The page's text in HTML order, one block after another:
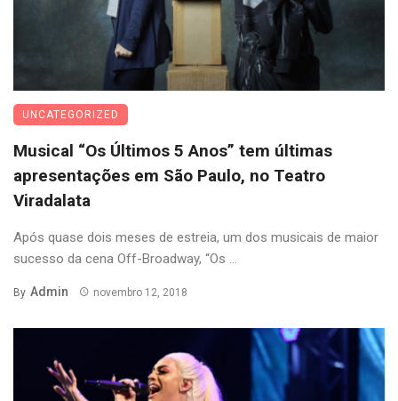
UNCATEGORIZED
Musical “Os Últimos 5 Anos” tem últimas
apresentações em São Paulo, no Teatro
Viradalata
Após quase dois meses de estreia, um dos musicais de maior
sucesso da cena Off-Broadway, “Os ...
By Admin novembro 12, 2018